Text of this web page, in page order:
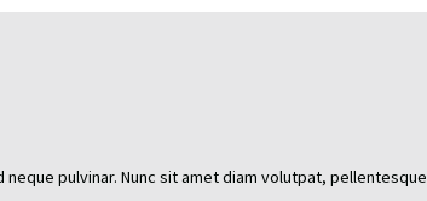
pulvinar. Nunc sit amet diam volutpat, pellentesque